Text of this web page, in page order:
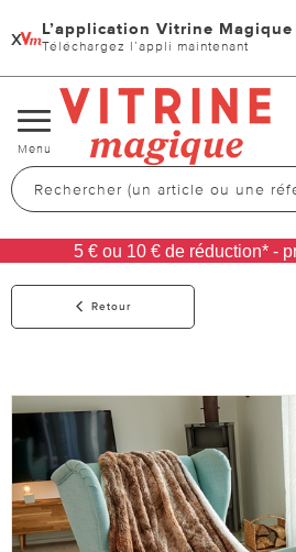
x L’application Vitrine Magique
Téléchargez l’appli maintenant
Changer
de
navigation
Menu
5 € ou 10 € de réduction* -
Retour